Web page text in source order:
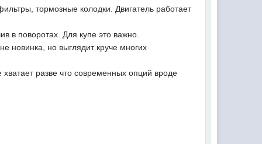
тормозные колодки. Двигатель работает
в поворотах. Для купе это важно.
новинка, но выглядит круче многих
разве что современных опций вроде